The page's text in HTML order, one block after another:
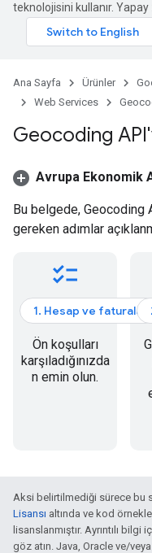
teknolojisini kullanır.
Ana Sayfa Ürünler
Web Services
Geocoding
Avrupa Ekonomik
Bu belgede, Geocoding
gereken adımlar
checklist
1. Hesap ve
Ön koşulları
karşıladığınızda
n emin olun.
Aksi belirtilmediği sürece bu
Lisansı altında ve kod
lisanslanmıştır. Ayrıntılı bilgi
göz atın. Java, Oracle ve/